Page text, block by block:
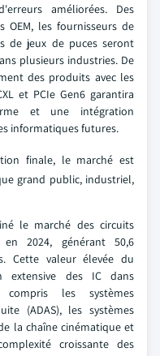
améliorées. Des
OEM, les fournisseurs de
de jeux de puces seront
plusieurs industries. De
des produits avec les
et PCIe Gen6 garantira
et une intégration
informatiques futures.
finale, le marché est
grand public, industriel,
le marché des circuits
2024, générant 50,6
Cette valeur élevée du
des IC dans
les systèmes
(ADAS), les systèmes
la chaîne cinématique et
croissante des